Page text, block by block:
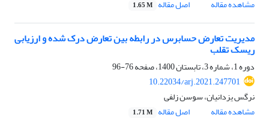
مشاهده مقاله
اصل مقاله 1.65 M
مدیریت تعارض حسابرس در رابطه بین تعارض درک شده و ارزیابی
ریسک تقلب
دوره 1، شماره 3، تابستان 1400، صفحه
76-96
10.22034/arj.2021.247701
نرگس یزدانیان، سوسن زلفی
مشاهده مقاله
اصل مقاله 1.71 M